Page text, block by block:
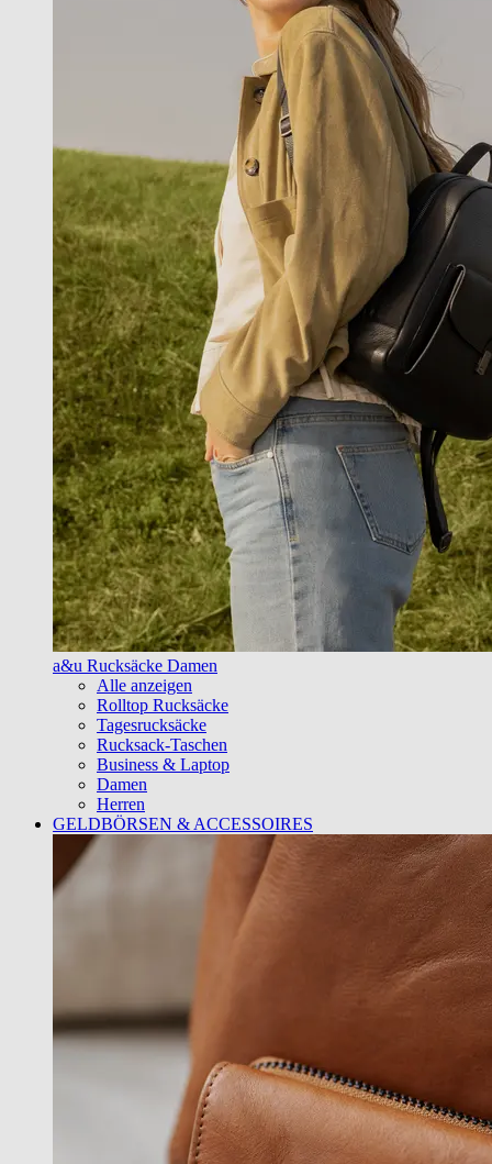
a&u Rucksäcke Damen
Alle anzeigen
Rolltop Rucksäcke
Tagesrucksäcke
Rucksack-Taschen
Business & Laptop
Damen
Herren
GELDBÖRSEN & ACCESSOIRES